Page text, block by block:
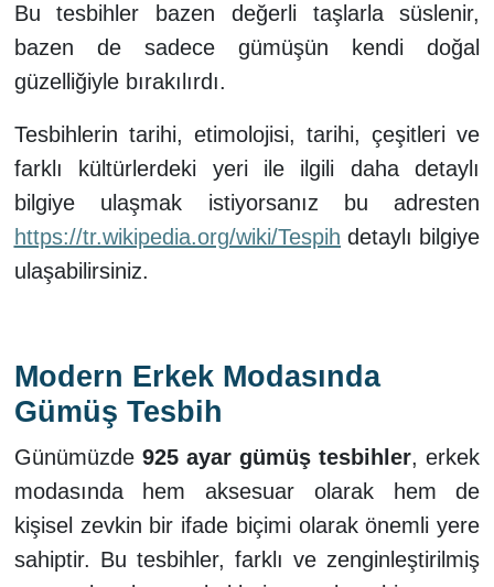
Bu tesbihler bazen değerli taşlarla süslenir,
bazen de sadece gümüşün kendi doğal
güzelliğiyle bırakılırdı.
Tesbihlerin tarihi, etimolojisi, tarihi, çeşitleri ve
farklı kültürlerdeki yeri ile ilgili daha detaylı
bilgiye ulaşmak istiyorsanız bu adresten
https://tr.wikipedia.org/wiki/Tespih detaylı bilgiye
ulaşabilirsiniz.
Modern Erkek Modasında
Gümüş Tesbih
Günümüzde 925 ayar gümüş tesbihler, erkek
modasında hem aksesuar olarak hem de
kişisel zevkin bir ifade biçimi olarak önemli yere
sahiptir. Bu tesbihler, farklı ve zenginleştirilmiş